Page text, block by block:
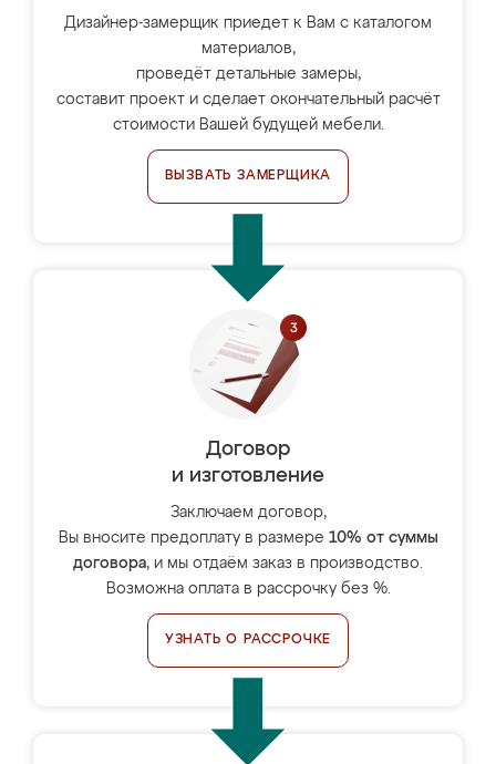
Дизайнер-замерщик приедет к Вам с каталогом
материалов,
проведёт детальные замеры,
составит проект и сделает окончательный расчёт
стоимости Вашей будущей мебели.
ВЫЗВАТЬ ЗАМЕРЩИКА
Договор
и изготовление
Заключаем договор,
Вы вносите предоплату в размере 10% от суммы
договора, и мы отдаём заказ в производство.
Возможна оплата в рассрочку без %.
УЗНАТЬ О РАССРОЧКЕ